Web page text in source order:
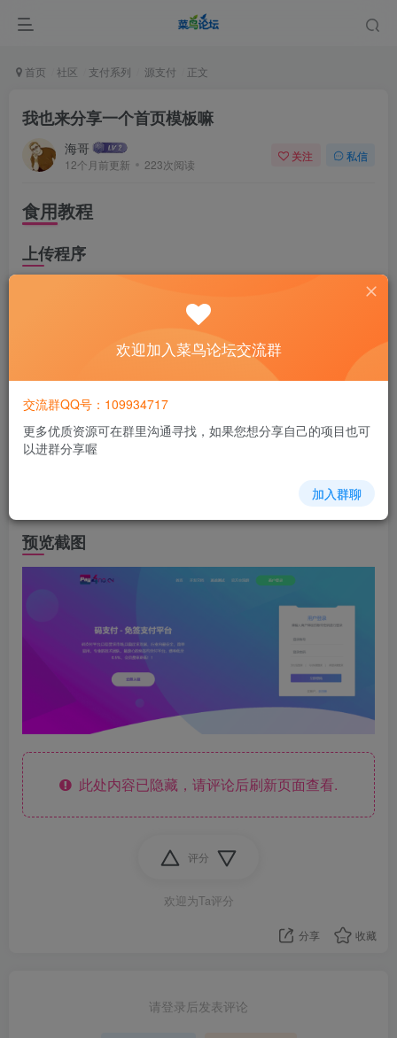
首页 社区 支付系列 源支付 正文
我也来分享一个首页模板嘛
海哥
12个月前更新 223次阅读
关注 私信
食用教程
上传程序
/www/wwwroot/你的网站目录/public/web/home
启用主题
预览截图
此处内容已隐藏，请评论后刷新页面查看.
评分
欢迎为Ta评分
分享 收藏
请登录后发表评论
欢迎加入菜鸟论坛交流群
交流群QQ号：109934717
更多优质资源可在群里沟通寻找，如果您想分享自己的项目也可
以进群分享喔
加入群聊